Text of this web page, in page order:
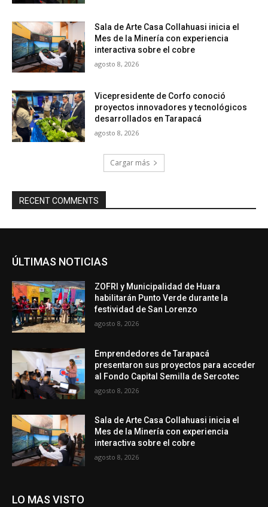
Sala de Arte Casa Collahuasi inicia el
Mes de la Minería con experiencia
interactiva sobre el cobre
agosto 8, 2026
Vicepresidente de Corfo conoció
proyectos innovadores y tecnológicos
desarrollados en Tarapacá
agosto 8, 2026
Cargar más
RECENT COMMENTS
ÚLTIMAS NOTICIAS
ZOFRI y Municipalidad de Huara
habilitarán Punto Verde durante la
festividad de San Lorenzo
agosto 8, 2026
Emprendedores de Tarapacá
presentaron sus proyectos para acceder
al Fondo Capital Semilla de Sercotec
agosto 8, 2026
Sala de Arte Casa Collahuasi inicia el
Mes de la Minería con experiencia
interactiva sobre el cobre
agosto 8, 2026
LO MAS VISTO